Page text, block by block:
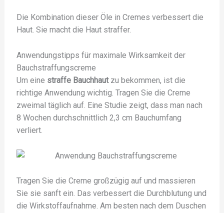
Die Kombination dieser Öle in Cremes verbessert die
Haut. Sie macht die Haut straffer.
Anwendungstipps für maximale Wirksamkeit der
Bauchstraffungscreme
Um eine straffe Bauchhautzu bekommen, ist die
richtige Anwendung wichtig. Tragen Sie die Creme
zweimal täglich auf. Eine Studie zeigt, dass man nach
8 Wochen durchschnittlich 2,3 cm Bauchumfang
verliert.
Tragen Sie die Creme großzügig auf und massieren
Sie sie sanft ein. Das verbessert die Durchblutung und
die Wirkstoffaufnahme. Am besten nach dem Duschen